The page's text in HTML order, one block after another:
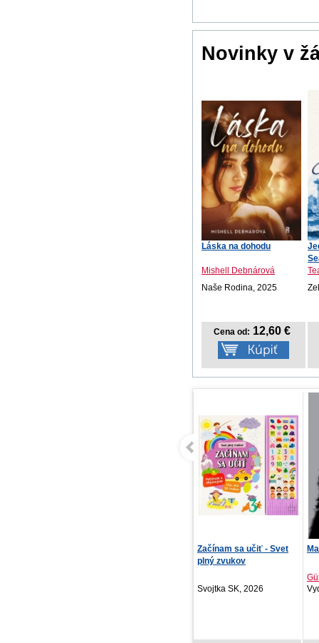
Novinky v
Láska na dohodu
Mishell Debnárová
Naše Rodina, 2025
Cena od: 12,60 €
Začínam sa učiť - Svet
plný zvukov
Svojtka SK, 2026